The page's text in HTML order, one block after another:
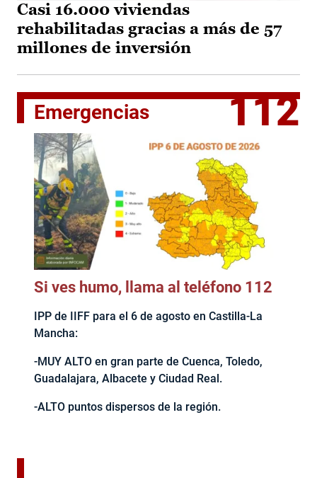
Casi 16.000 viviendas
rehabilitadas gracias a más de 57
millones de inversión
Emergencias 112
Si ves humo, llama al teléfono 112
IPP de IIFF para el 6 de agosto en Castilla-La
Mancha:
-MUY ALTO en gran parte de Cuenca, Toledo,
Guadalajara, Albacete y Ciudad Real.
-ALTO puntos dispersos de la región.